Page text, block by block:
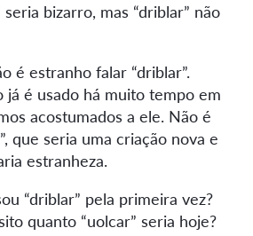
seria bizarro, mas “driblar” não
é estranho falar “driblar”.
já é usado há muito tempo em
acostumados a ele. Não é
que seria uma criação nova e
estranheza.
“driblar” pela primeira vez?
quanto “uolcar” seria hoje?